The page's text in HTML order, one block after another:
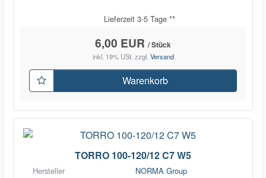
Lieferzeit 3-5 Tage **
6,00 EUR / Stück
inkl. 19% USt. zzgl. Versand
Warenkorb
TORRO 100-120/12 C7 W5
Hersteller
NORMA Group